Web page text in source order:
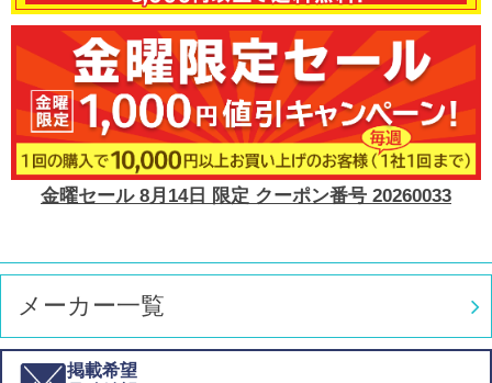
金曜セール 8月14日 限定 クーポン番号 20260033
メーカー一覧
掲載希望